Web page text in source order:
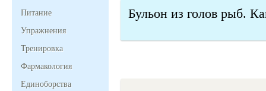
Питание
Упражнения
Тренировка
Фармакология
Единоборства
Бульон из голов рыб.